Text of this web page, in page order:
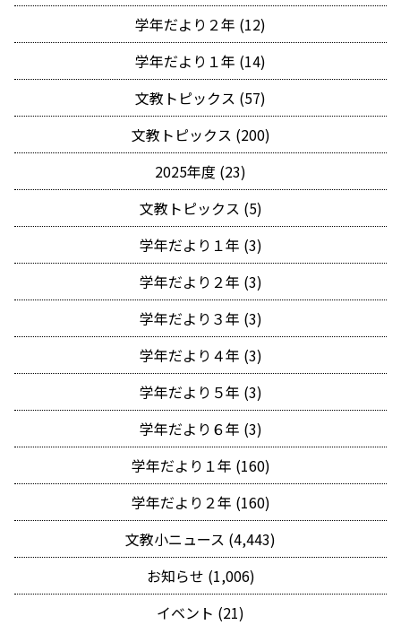
学年だより２年 (12)
学年だより１年 (14)
文教トピックス (57)
文教トピックス (200)
2025年度 (23)
文教トピックス (5)
学年だより１年 (3)
学年だより２年 (3)
学年だより３年 (3)
学年だより４年 (3)
学年だより５年 (3)
学年だより６年 (3)
学年だより１年 (160)
学年だより２年 (160)
文教小ニュース (4,443)
お知らせ (1,006)
イベント (21)